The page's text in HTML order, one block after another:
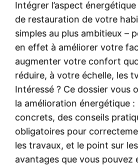
Intégrer l’aspect
de restauration de votre
simples au plus ambitieux –
en effet à améliorer votre
augmenter votre confort
réduire, à votre échelle, les
Intéressé ? Ce dossier vous
la amélioration énergétique :
concrets, des conseils
obligatoires pour
les travaux, et le point sur
avantages que vous pouvez